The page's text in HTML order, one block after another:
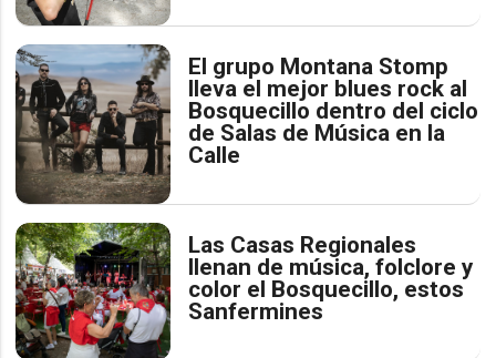
El grupo Montana Stomp
lleva el mejor blues rock al
Bosquecillo dentro del ciclo
de Salas de Música en la
Calle
Las Casas Regionales
llenan de música, folclore y
color el Bosquecillo, estos
Sanfermines